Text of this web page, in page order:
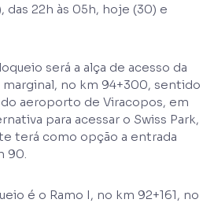
das 22h às 05h, hoje (30) e
será a alça de acesso da
marginal, no km 94+300, sentido
aeroporto de Viracopos, em
para acessar o Swiss Park,
terá como opção a entrada
90.
é o Ramo I, no km 92+161, no